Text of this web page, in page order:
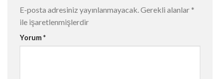
E-posta adresiniz yayınlanmayacak. Gerekli alanlar *
ile işaretlenmişlerdir
Yorum*